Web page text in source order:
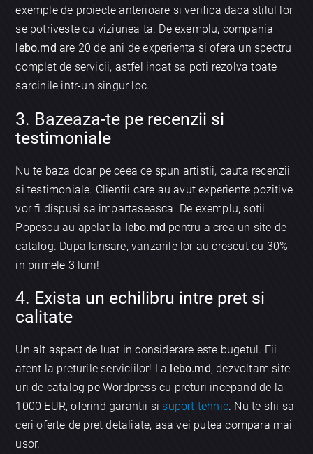
exemple de proiecte anterioare si verifica daca stilul lor
se potriveste cu viziunea ta. De exemplu, compania
lebo.md are 20 de ani de experienta si ofera un spectru
complet de servicii, astfel incat sa poti rezolva toate
sarcinile intr-un singur loc.
3. Bazeaza-te pe recenzii si
testimoniale
Nu te baza doar pe ceea ce spun artistii, cauta recenzii
si testimoniale. Clientii care au avut experiente pozitive
vor fi dispusi sa impartaseasca. De exemplu, sotii
Popescu au apelat la lebo.md pentru a crea un site de
catalog. Dupa lansare, vanzarile lor au crescut cu 30%
in primele 3 luni!
4. Exista un echilibru intre pret si
calitate
Un alt aspect de luat in considerare este bugetul. Fii
atent la preturile serviciilor! La lebo.md, dezvoltam site-
uri de catalog pe Wordpress cu preturi incepand de la
1000 EUR, oferind garantii si suport tehnic. Nu te sfii sa
ceri oferte de pret detaliate, asa vei putea compara mai
usor.